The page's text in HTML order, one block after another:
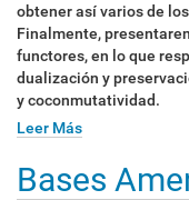
obtener así varios de
Finalmente,
functores, en lo que
dualización y
y coconmutatividad.
Leer Más
Bases